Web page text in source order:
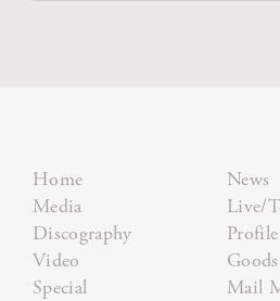
Home
News
Media
Live/
Discography
Profile
Video
Goods
Special
Mail